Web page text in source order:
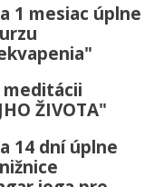
1 mesiac úplne
ŽIVOTA"
14 dní úplne